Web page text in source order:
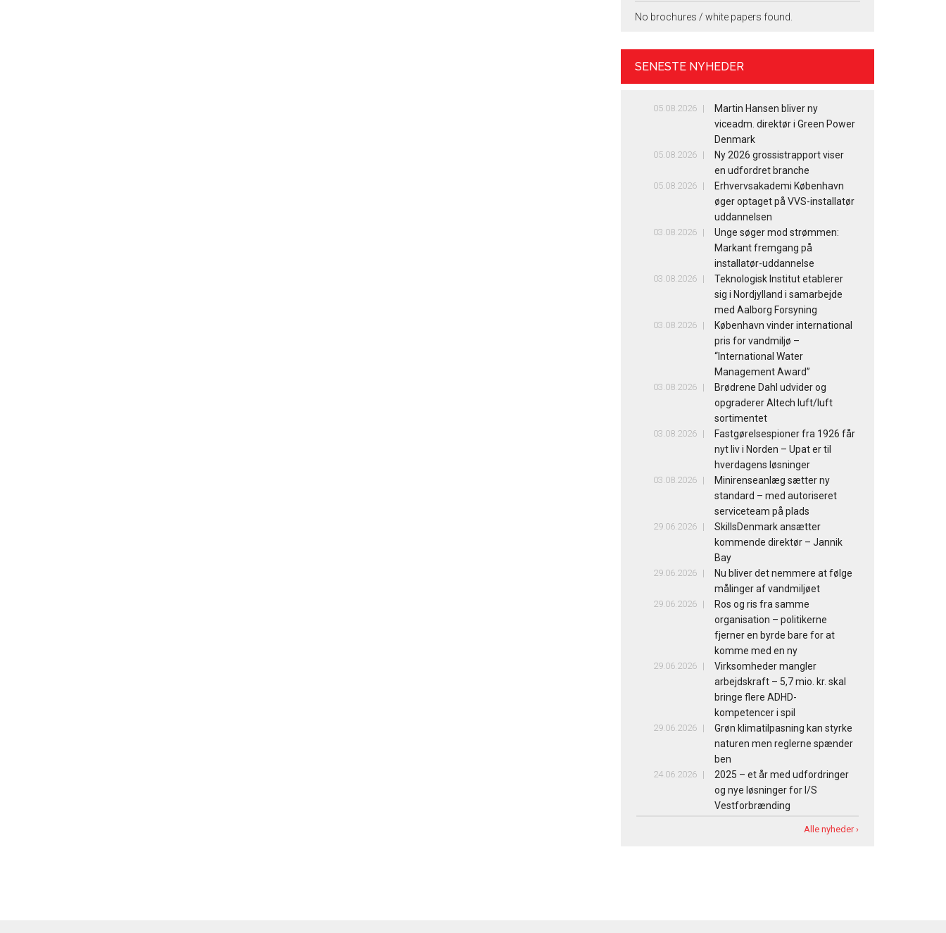
No brochures / white papers found.
SENESTE NYHEDER
05.08.2026
Martin Hansen bliver ny
viceadm. direktør i Green Power
Denmark
05.08.2026
Ny 2026 grossistrapport viser
en udfordret branche
05.08.2026
Erhvervsakademi København
øger optaget på VVS-installatør
uddannelsen
03.08.2026
Unge søger mod strømmen:
Markant fremgang på
installatør-uddannelse
03.08.2026
Teknologisk Institut etablerer
sig i Nordjylland i samarbejde
med Aalborg Forsyning
03.08.2026
København vinder international
pris for vandmiljø –
“International Water
Management Award”
03.08.2026
Brødrene Dahl udvider og
opgraderer Altech luft/luft
sortimentet
03.08.2026
Fastgørelsespioner fra 1926 får
nyt liv i Norden – Upat er til
hverdagens løsninger
03.08.2026
Minirenseanlæg sætter ny
standard – med autoriseret
serviceteam på plads
29.06.2026
SkillsDenmark ansætter
kommende direktør – Jannik
Bay
29.06.2026
Nu bliver det nemmere at følge
målinger af vandmiljøet
29.06.2026
Ros og ris fra samme
organisation – politikerne
fjerner en byrde bare for at
komme med en ny
29.06.2026
Virksomheder mangler
arbejdskraft – 5,7 mio. kr. skal
bringe flere ADHD-
kompetencer i spil
29.06.2026
Grøn klimatilpasning kan styrke
naturen men reglerne spænder
ben
24.06.2026
2025 – et år med udfordringer
og nye løsninger for I/S
Vestforbrænding
Alle nyheder ›